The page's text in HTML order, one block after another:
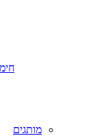
מותגים